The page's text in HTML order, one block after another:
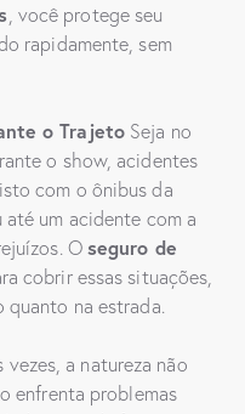
, você protege seu
rapidamente, sem
o TrajetoSeja no
o show, acidentes
com o ônibus da
um acidente com a
O seguro de
cobrir essas situações,
na estrada.
vezes, a natureza não
enfrenta problemas